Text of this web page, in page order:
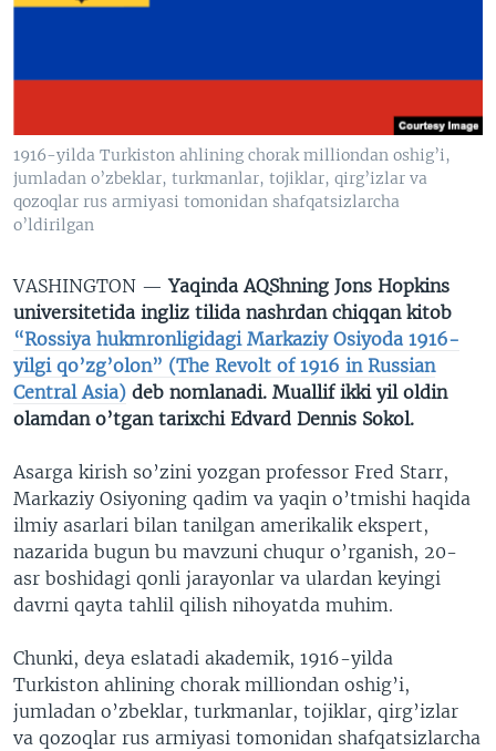
SOUNDCLOUD
VOA
1916-yilda Turkiston ahlining chorak milliondan oshig’i,
jumladan o’zbeklar, turkmanlar, tojiklar, qirg’izlar va
qozoqlar rus armiyasi tomonidan shafqatsizlarcha
o’ldirilgan
VASHINGTON —Yaqinda AQShning Jons Hopkins
universitetida ingliz tilida nashrdan chiqqan kitob
“Rossiya hukmronligidagi Markaziy Osiyoda 1916-
yilgi qo’zg’olon” (The Revolt of 1916 in Russian
Central Asia) deb nomlanadi. Muallif ikki yil oldin
olamdan o’tgan tarixchi Edvard Dennis Sokol.
Asarga kirish so’zini yozgan professor Fred Starr,
Markaziy Osiyoning qadim va yaqin o’tmishi haqida
ilmiy asarlari bilan tanilgan amerikalik ekspert,
nazarida bugun bu mavzuni chuqur o’rganish, 20-
asr boshidagi qonli jarayonlar va ulardan keyingi
davrni qayta tahlil qilish nihoyatda muhim.
Chunki, deya eslatadi akademik, 1916-yilda
Turkiston ahlining chorak milliondan oshig’i,
jumladan o’zbeklar, turkmanlar, tojiklar, qirg’izlar
va qozoqlar rus armiyasi tomonidan shafqatsizlarcha